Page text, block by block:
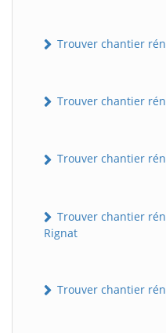
Trouver chantier
Trouver chantier
Trouver chantier
Trouver chantier
Rignat
Trouver chantier